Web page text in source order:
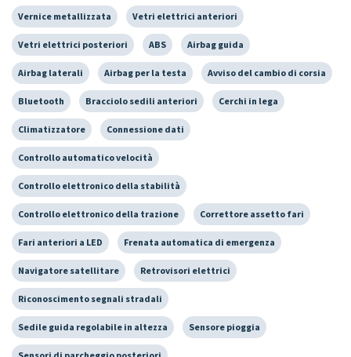
Vernice metallizzata Vetri elettrici anteriori
Vetri elettrici posteriori ABS Airbag guida
Airbag laterali Airbag per la testa Avviso del cambio di corsia
Bluetooth Bracciolo sedili anteriori Cerchi in lega
Climatizzatore Connessione dati
Controllo automatico velocità
Controllo elettronico della stabilità
Controllo elettronico della trazione Correttore assetto fari
Fari anteriori a LED Frenata automatica di emergenza
Navigatore satellitare Retrovisori elettrici
Riconoscimento segnali stradali
Sedile guida regolabile in altezza Sensore pioggia